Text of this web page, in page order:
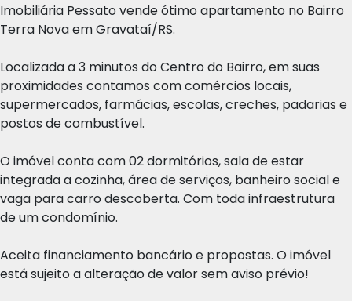
Imobiliária Pessato vende ótimo apartamento no Bairro
Terra Nova em Gravataí/RS.
Localizada a 3 minutos do Centro do Bairro, em suas
proximidades contamos com comércios locais,
supermercados, farmácias, escolas, creches, padarias e
postos de combustível.
O imóvel conta com 02 dormitórios, sala de estar
integrada a cozinha, área de serviços, banheiro social e
vaga para carro descoberta. Com toda infraestrutura
de um condomínio.
Aceita financiamento bancário e propostas. O imóvel
está sujeito a alteração de valor sem aviso prévio!